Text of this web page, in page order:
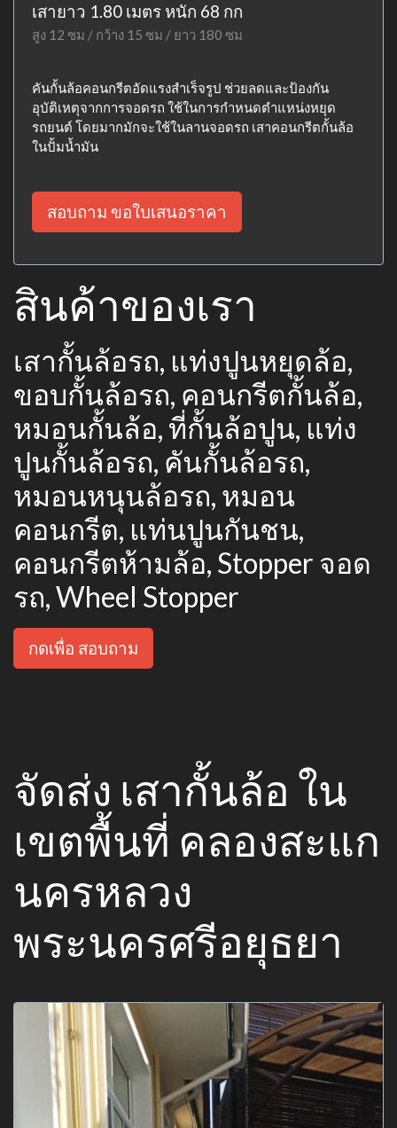
เสายาว 1.80 เมตร หนัก 68 กก
สูง 12 ซม / กว้าง 15 ซม / ยาว 180 ซม
คันกั้นล้อคอนกรีตอัดแรงสำเร็จรูป ช่วยลดและป้องกัน
อุบัติเหตุจากการจอดรถ ใช้ในการกำหนดตำแหน่งหยุด
รถยนต์ โดยมากมักจะใช้ในลานจอดรถ เสาคอนกรีตกั้นล้อ
ในปั้มน้ำมัน
สอบถาม ขอใบเสนอราคา
สินค้าของเรา
เสากั้นล้อรถ, แท่งปูนหยุดล้อ,
ขอบกั้นล้อรถ, คอนกรีตกั้นล้อ,
หมอนกั้นล้อ, ที่กั้นล้อปูน, แท่ง
ปูนกั้นล้อรถ, คันกั้นล้อรถ,
หมอนหนุนล้อรถ, หมอน
คอนกรีต, แท่นปูนกันชน,
คอนกรีตห้ามล้อ, Stopper จอด
รถ, Wheel Stopper
กดเพื่อ สอบถาม
จัดส่ง เสากั้นล้อ ใน
เขตพื้นที่ คลองสะแก
นครหลวง
พระนครศรีอยุธยา